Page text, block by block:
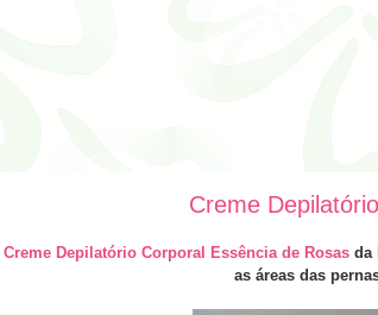
Creme
Creme Depilatório Corporal Essência de Rosas da
as áreas das